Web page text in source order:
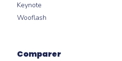
Keynote
Wooflash
Comparer